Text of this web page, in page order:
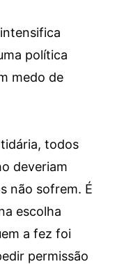
política
medo de
todos
deveriam
não sofrem. É
escolha
a fez foi
permissão